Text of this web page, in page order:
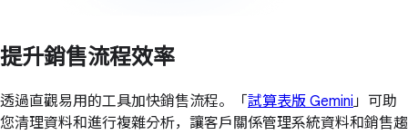
提升銷售流程效率
透過直觀易用的工具加快銷售流程。「 試算表版 Gemini」可助
您清理資料和進行複雜分析，讓客戶關係管理系統資料和銷售趨